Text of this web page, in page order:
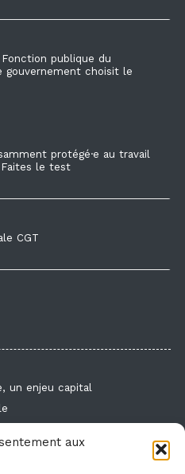
aux
publique du
choisit le
protégé·e au travail
le test
CGT
un enjeu capital
et faire valoir ses droits ?